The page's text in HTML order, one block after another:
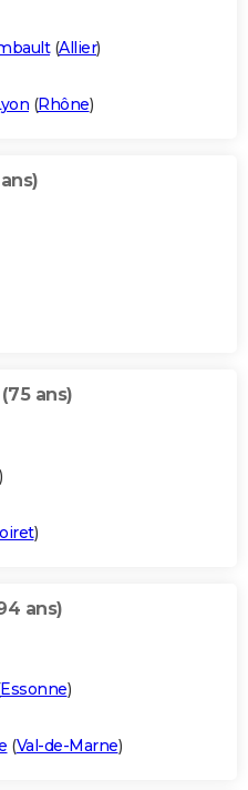
(Allier)
(Rhône)
(75 ans)
)
)
ans)
Essonne)
(Val-de-Marne)